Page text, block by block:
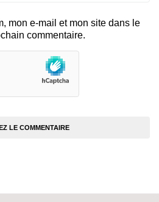
mon e-mail et mon site dans le
commentaire.